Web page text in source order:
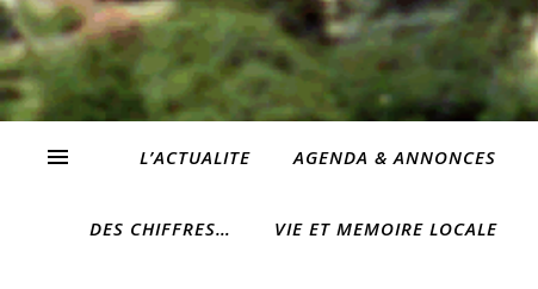
L’ACTUALITE AGENDA & ANNONCES
DES CHIFFRES… VIE ET MEMOIRE LOCALE